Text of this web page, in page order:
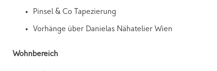
Pinsel & Co Tapezierung
Vorhänge über Danielas Nähatelier Wien
Wohnbereich